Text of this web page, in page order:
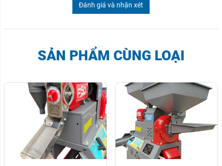
Đánh giá và nhận xét
SẢN PHẨM CÙNG LOẠI